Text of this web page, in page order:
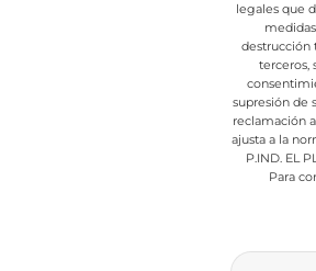
legales que
destrucción
terceros,
supresión de
reclamación
ajusta a la
P.IND. EL
Para